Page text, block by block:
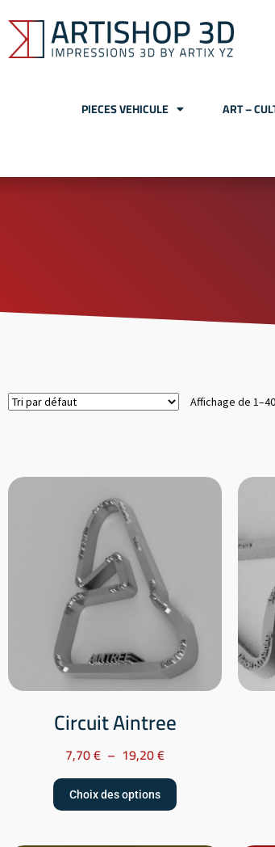
PIECES VEHICULE ART –
Affichage de
Circuit Aintree
7,70€ – 19,20€
Choix des options